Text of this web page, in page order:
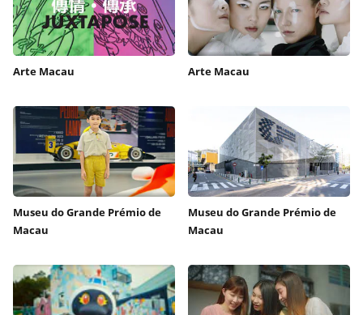
Arte Macau Arte Macau
Museu do Grande Prémio de
Macau
Museu do Grande Prémio de
Macau